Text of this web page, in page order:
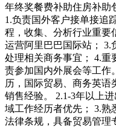
年终奖餐费补助住房补助
1.负责国外客户接单接追
程，收集、分析行业重要
运营阿里巴巴国际站； 3.
处理相关商务事宜； 4.重
责参加国内外展会等工作
历，国际贸易、商务英语
销售经验。 2.1-3年以上
域工作经历者优先； 3.熟
法律条规，具备贸易管理